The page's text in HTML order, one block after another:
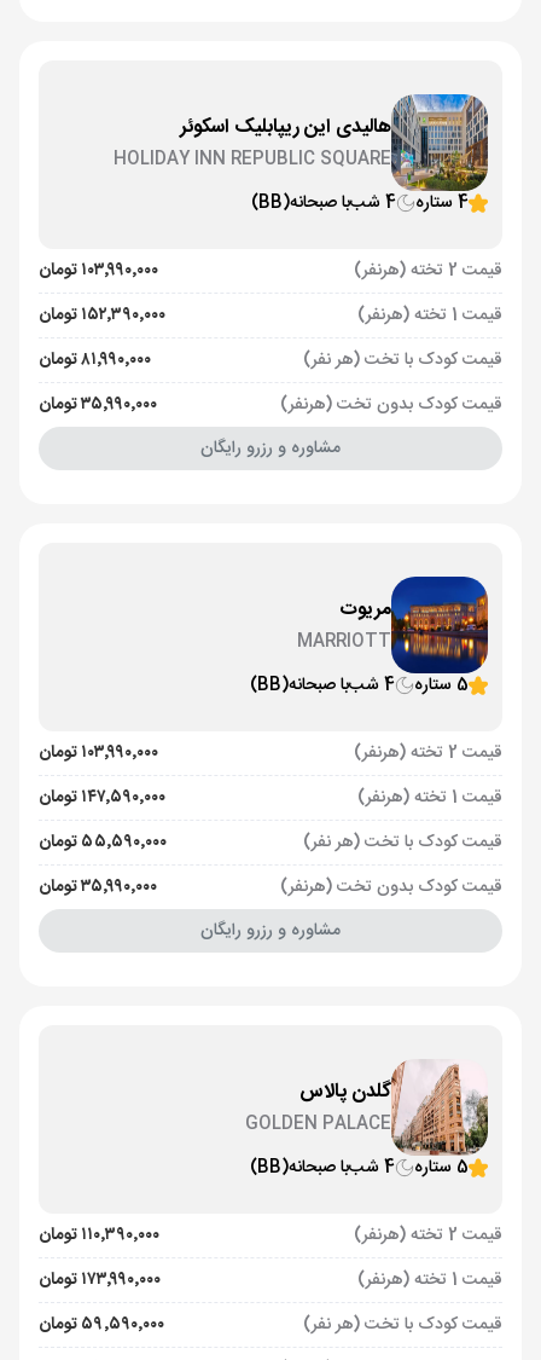
هالیدی این ریپابلیک اسکوئر
HOLIDAY INN REPUBLIC SQUARE
4 ستاره
4 شب با صبحانه(BB)
قیمت 2 تخته (هرنفر)
۱۰۳٬۹۹۰٬۰۰۰ تومان
قیمت 1 تخته (هرنفر)
۱۵۲٬۳۹۰٬۰۰۰ تومان
قیمت کودک با تخت (هر نفر)
۸۱٬۹۹۰٬۰۰۰ تومان
قیمت کودک بدون تخت (هرنفر)
۳۵٬۹۹۰٬۰۰۰ تومان
مشاوره و رزرو رایگان
مریوت
MARRIOTT
5 ستاره
4 شب با صبحانه(BB)
قیمت 2 تخته (هرنفر)
۱۰۳٬۹۹۰٬۰۰۰ تومان
قیمت 1 تخته (هرنفر)
۱۴۷٬۵۹۰٬۰۰۰ تومان
قیمت کودک با تخت (هر نفر)
۵۵٬۵۹۰٬۰۰۰ تومان
قیمت کودک بدون تخت (هرنفر)
۳۵٬۹۹۰٬۰۰۰ تومان
مشاوره و رزرو رایگان
گلدن پالاس
GOLDEN PALACE
5 ستاره
4 شب با صبحانه(BB)
قیمت 2 تخته (هرنفر)
۱۱۰٬۳۹۰٬۰۰۰ تومان
قیمت 1 تخته (هرنفر)
۱۷۳٬۹۹۰٬۰۰۰ تومان
قیمت کودک با تخت (هر نفر)
۵۹٬۵۹۰٬۰۰۰ تومان